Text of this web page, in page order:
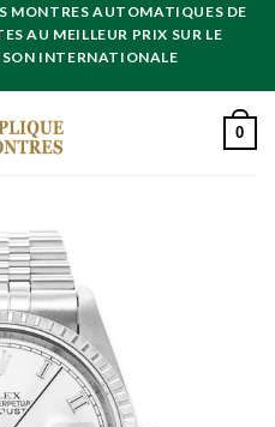
MONTRES AUTOMATIQUES DE
AU MEILLEUR PRIX SUR LE
INTERNATIONALE
0